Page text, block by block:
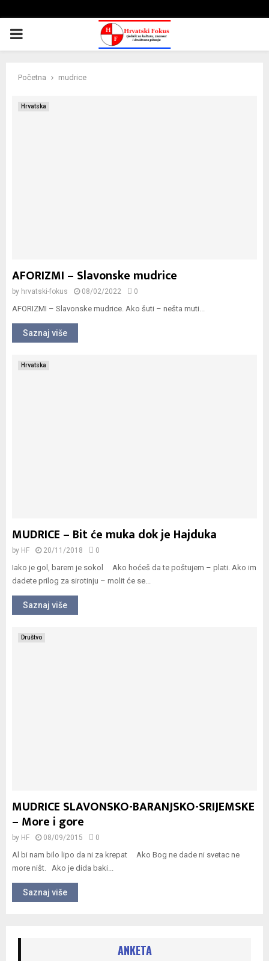
PRIMARY
Početna mudrice
Hrvatska
AFORIZMI – Slavonske mudrice
by hrvatski-fokus 08/02/2022 0
AFORIZMI – Slavonske mudrice. Ako šuti – nešta muti...
Saznaj više
Hrvatska
MUDRICE – Bit će muka dok je Hajduka
by HF 20/11/2018 0
Iako je gol, barem je sokol Ako hoćeš da te poštujem – plati. Ako im
dadete prilog za sirotinju – molit će se...
Saznaj više
Društvo
MUDRICE SLAVONSKO-BARANJSKO-SRIJEMSKE
– More i gore
by HF 08/09/2015 0
Al bi nam bilo lipo da ni za krepat Ako Bog ne dade ni svetac ne
more ništ. Ako je dida baki...
Saznaj više
ANKETA